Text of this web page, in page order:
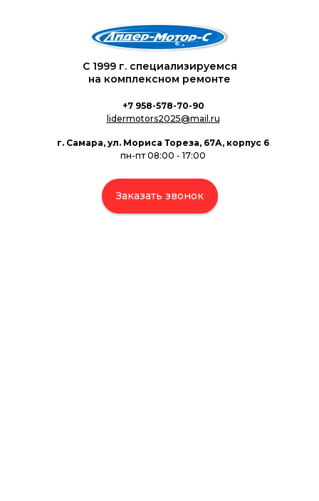
С 1999 г. специализируемся
на комплексном ремонте
+7 958-578-70-90
lidermotors2025@mail.ru
г. Самара, ул. Мориса Тореза, 67А, корпус 6
пн-пт 08:00 - 17:00
Заказать звонок